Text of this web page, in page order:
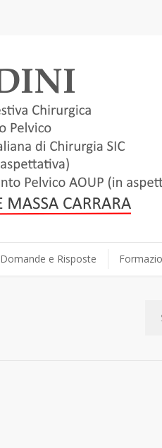
Domande e Risposte